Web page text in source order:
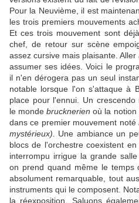
Pour la Neuvième, il est
les trois premiers mouvements
Et ces trois mouvement sont
chef, de retour sur scène
assez cursive mais plaisante.
assumer ses idées. Voici le
il n'en dérogera pas un seul
notable lorsque l'on s'attaque à
place pour l'ennui. Un
le mondebrucknerien où la notion
dans ce premier mouvement noté
mystérieux). Une ambiance un
blocs de l'orchestre coexistent
interrompu irrigue la grande
on prend quand même le temps
absolument remarquable, tout
instruments qui le composent.
la réexposition. Saluons